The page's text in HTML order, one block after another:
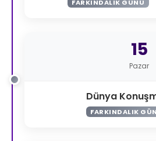
FARKINDALIK GÜNÜ
15
Pazar
Dünya
FARKINDALIK